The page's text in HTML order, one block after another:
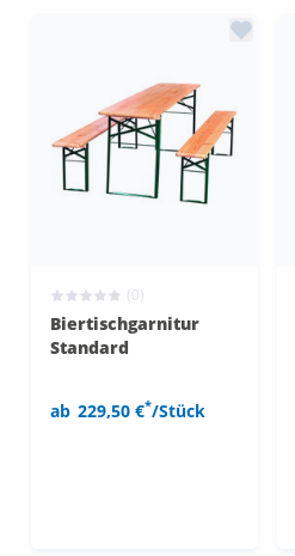
(0)
Biertischgarnitur
Standard
ab 229,50 €*/Stück